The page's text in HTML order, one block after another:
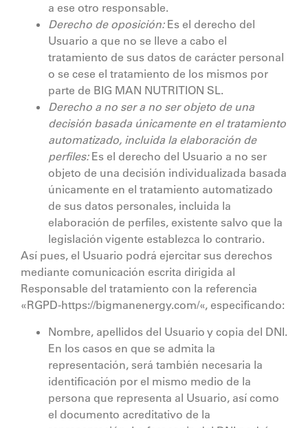
a ese otro responsable.
Derecho de oposición:Es el derecho del
Usuario a que no se lleve a cabo el
tratamiento de sus datos de carácter personal
o se cese el tratamiento de los mismos por
parte de BIG MAN NUTRITION SL.
Derecho a no ser a no ser objeto de una
decisión basada únicamente en el tratamiento
automatizado, incluida la elaboración de
perfiles:Es el derecho del Usuario a no ser
objeto de una decisión individualizada basada
únicamente en el tratamiento automatizado
de sus datos personales, incluida la
elaboración de perfiles, existente salvo que la
legislación vigente establezca lo contrario.
Así pues, el Usuario podrá ejercitar sus derechos
mediante comunicación escrita dirigida al
Responsable del tratamiento con la referencia
«RGPD-https://bigmanenergy.com/«, especificando:
Nombre, apellidos del Usuario y copia del DNI.
En los casos en que se admita la
representación, será también necesaria la
identificación por el mismo medio de la
persona que representa al Usuario, así como
el documento acreditativo de la